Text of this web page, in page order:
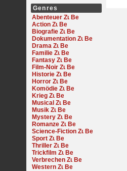
Genres
Abenteuer
Action
Biografie
Dokumentation
Drama
Familie
Fantasy
Film-Noir
Historie
Horror
Komödie
Krieg
Musical
Musik
Mystery
Romanze
Science-Fiction
Sport
Thriller
Trickfilm
Verbrechen
Western